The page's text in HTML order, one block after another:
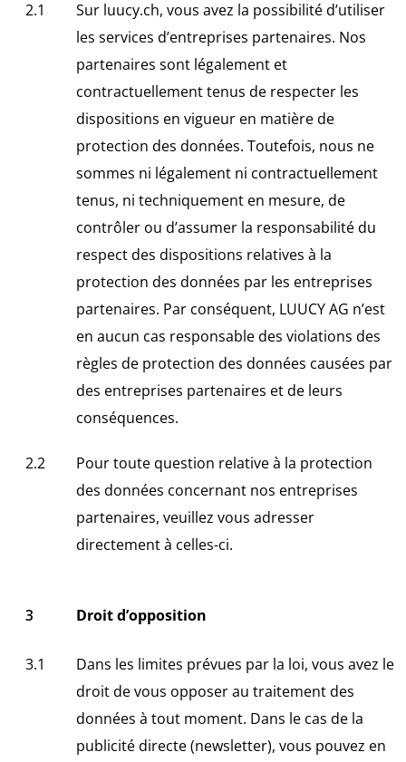
Sur luucy.ch, vous avez la possibilité d’utiliser
les services d’entreprises partenaires. Nos
partenaires sont légalement et
contractuellement tenus de respecter les
dispositions en vigueur en matière de
protection des données. Toutefois, nous ne
sommes ni légalement ni contractuellement
tenus, ni techniquement en mesure, de
contrôler ou d’assumer la responsabilité du
respect des dispositions relatives à la
protection des données par les entreprises
partenaires. Par conséquent, LUUCY AG n’est
en aucun cas responsable des violations des
règles de protection des données causées par
des entreprises partenaires et de leurs
conséquences.
Pour toute question relative à la protection
des données concernant nos entreprises
partenaires, veuillez vous adresser
directement à celles-ci.
Droit d’opposition
Dans les limites prévues par la loi, vous avez le
droit de vous opposer au traitement des
données à tout moment. Dans le cas de la
publicité directe (newsletter), vous pouvez en